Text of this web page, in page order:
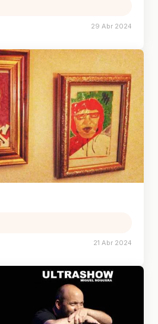
29 Abr 2024
21 Abr 2024